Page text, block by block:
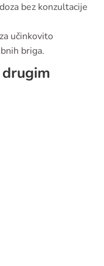
bez konzultacije
učinkovito
briga.